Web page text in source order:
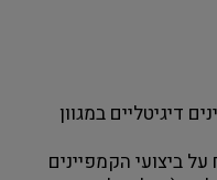
דיגיטליים במגוון
על ביצועי הקמפיינים